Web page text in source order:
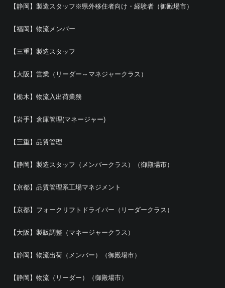
【静岡】製造スタッフ※県外移住者向け・経験者（御殿場市）
【福岡】物流メンバー
【三重】製造スタッフ
【大阪】営業（リーダー～マネジャークラス）
【栃木】物流入出荷業務
【岩手】倉庫管理(マネージャー)
【三重】品質管理
【静岡】製造スタッフ（メンバークラス）（御殿場市）
【京都】品質管理系工場マネジメント
【京都】フォークリフトドライバー（リーダークラス）
【大阪】製販調整（マネージャークラス）
【静岡】物流出荷（メンバー）（御殿場市）
【静岡】物流（リーダー）（御殿場市）